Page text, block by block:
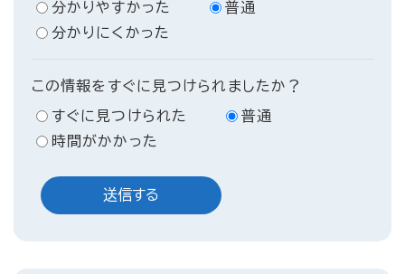
分かりやすかった
普通
分かりにくかった
この情報をすぐに見つけられましたか？
すぐに見つけられた
普通
時間がかかった